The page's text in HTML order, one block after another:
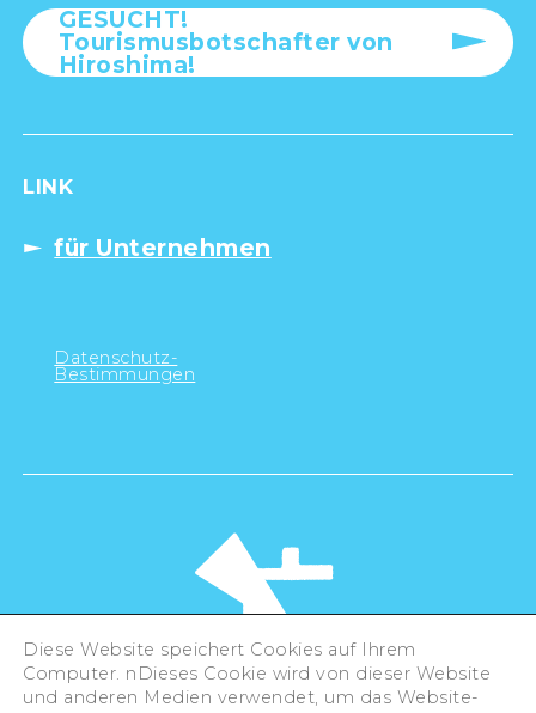
GESUCHT!
Tourismusbotschafter von
Hiroshima!
LINK
für Unternehmen
Datenschutz-
Bestimmungen
Diese Website speichert Cookies auf Ihrem
Computer. nDieses Cookie wird von dieser Website
und anderen Medien verwendet, um das Website-